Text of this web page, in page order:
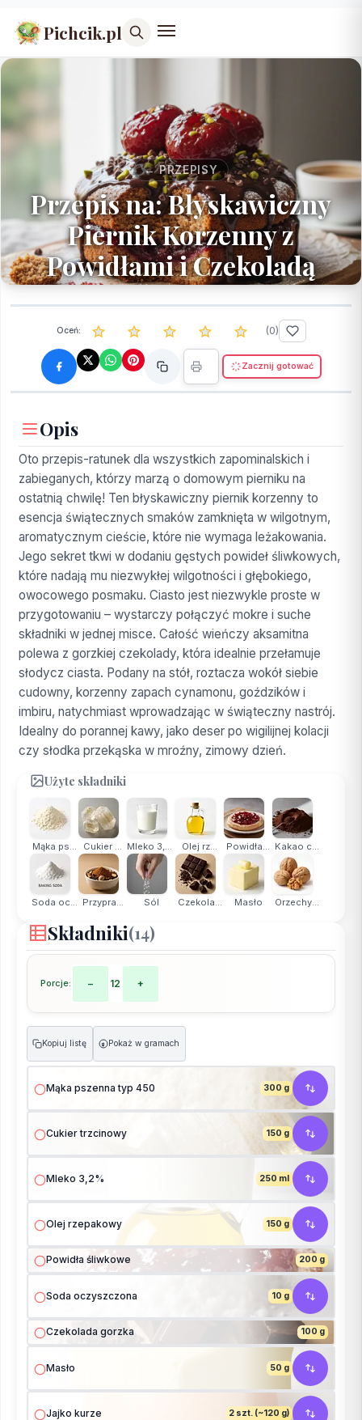
Pichcik.pl
← PRZEPISY
Przepis na: Błyskawiczny
Piernik Korzenny z
Powidłami i Czekoladą
Oceń: (0)
Zacznij gotować
Opis
Oto przepis-ratunek dla wszystkich zapominalskich i
zabieganych, którzy marzą o domowym pierniku na
ostatnią chwilę! Ten błyskawiczny piernik korzenny to
esencja świątecznych smaków zamknięta w wilgotnym,
aromatycznym cieście, które nie wymaga leżakowania.
Jego sekret tkwi w dodaniu gęstych powideł śliwkowych,
które nadają mu niezwykłej wilgotności i głębokiego,
owocowego posmaku. Ciasto jest niezwykle proste w
przygotowaniu – wystarczy połączyć mokre i suche
składniki w jednej misce. Całość wieńczy aksamitna
polewa z gorzkiej czekolady, która idealnie przełamuje
słodycz ciasta. Podany na stół, roztacza wokół siebie
cudowny, korzenny zapach cynamonu, goździków i
imbiru, natychmiast wprowadzając w świąteczny nastrój.
Idealny do porannej kawy, jako deser po wigilijnej kolacji
czy słodka przekąska w mroźny, zimowy dzień.
Użyte składniki
Mąka ps... Cukier ... Mleko 3,2% Olej rz... Powidła... Kakao c...
Soda oc... Przypra... Sól Czekola... Masło Orzechy...
Składniki(14)
Porcje: − 12 +
Kopiuj listę g Pokaż w gramach
Mąka pszenna typ 450 300 g
Cukier trzcinowy 150 g
Mleko 3,2% 250 ml
Olej rzepakowy 150 g
Powidła śliwkowe 200 g
Soda oczyszczona 10 g
Czekolada gorzka 100 g
Masło 50 g
Jajko kurze 2 szt. (~120 g)